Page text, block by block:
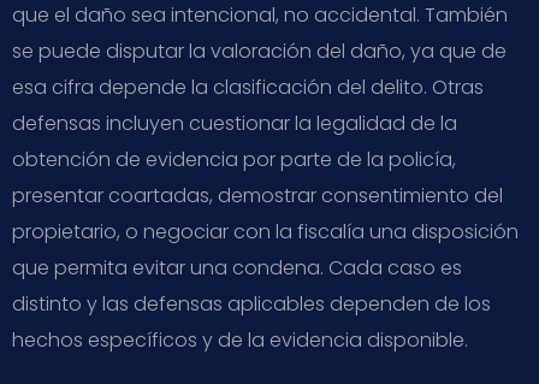
que el daño sea intencional, no accidental. También
se puede disputar la valoración del daño, ya que de
esa cifra depende la clasificación del delito. Otras
defensas incluyen cuestionar la legalidad de la
obtención de evidencia por parte de la policía,
presentar coartadas, demostrar consentimiento del
propietario, o negociar con la fiscalía una disposición
que permita evitar una condena. Cada caso es
distinto y las defensas aplicables dependen de los
hechos específicos y de la evidencia disponible.